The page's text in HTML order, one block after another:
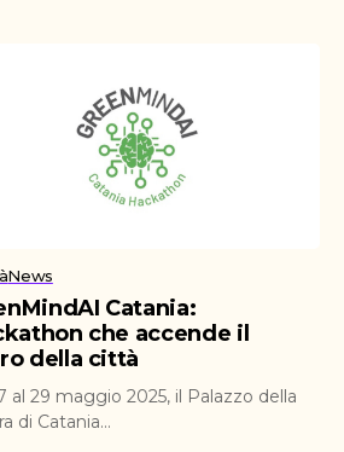
News
Catania:
che accende il
della città
al 29 maggio 2025, il Palazzo della
di Catania...